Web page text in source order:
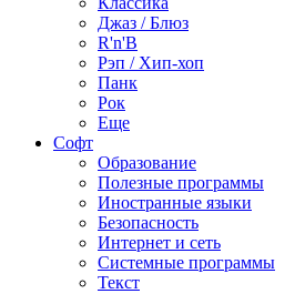
Джаз / Блюз
R'n'B
Рэп / Хип-хоп
Панк
Рок
Еще
Софт
Образование
Полезные программы
Иностранные языки
Безопасность
Интернет и сеть
Системные программы
Текст